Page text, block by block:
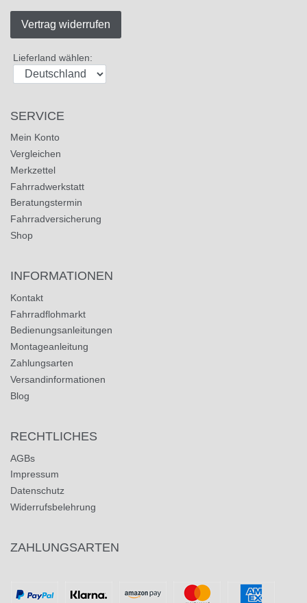
Vertrag widerrufen
Lieferland wählen:
SERVICE
Mein Konto
Vergleichen
Merkzettel
Fahrradwerkstatt
Beratungstermin
Fahrradversicherung
Shop
INFORMATIONEN
Kontakt
Fahrradflohmarkt
Bedienungsanleitungen
Montageanleitung
Zahlungsarten
Versandinformationen
Blog
RECHTLICHES
AGBs
Impressum
Datenschutz
Widerrufsbelehrung
ZAHLUNGSARTEN